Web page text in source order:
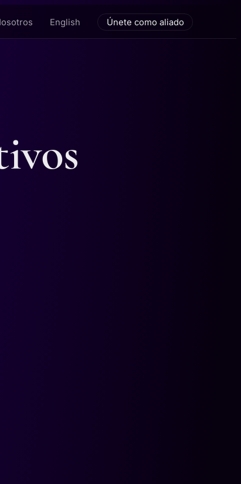
English Únete como aliado